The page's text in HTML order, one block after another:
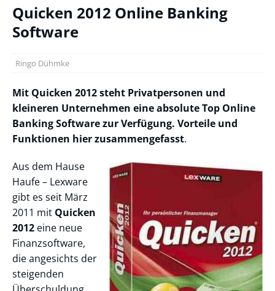
Quicken 2012 Online Banking
Software
Ringo Dühmke
Mit Quicken 2012 steht Privatpersonen und
kleineren Unternehmen eine absolute Top Online
Banking Software zur Verfügung. Vorteile und
Funktionen hier zusammengefasst.
Aus dem Hause
Haufe – Lexware
gibt es seit März
2011 mit Quicken
2012 eine neue
Finanzsoftware,
die angesichts der
steigenden